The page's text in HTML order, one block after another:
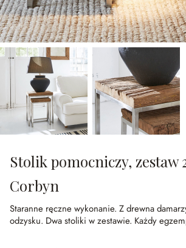
Stolik pomocniczy, zestaw
Corbyn
Staranne ręczne wykonanie. Z drewna
odzysku. Dwa stoliki w zestawie. Każdy